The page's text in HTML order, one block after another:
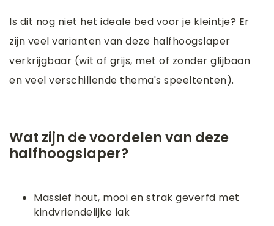
Is dit nog niet het ideale bed voor je kleintje? Er
zijn veel varianten van deze halfhoogslaper
verkrijgbaar (wit of grijs, met of zonder glijbaan
en veel verschillende thema's speeltenten).
Wat zijn de voordelen van deze
halfhoogslaper?
Massief hout, mooi en strak geverfd met
kindvriendelijke lak